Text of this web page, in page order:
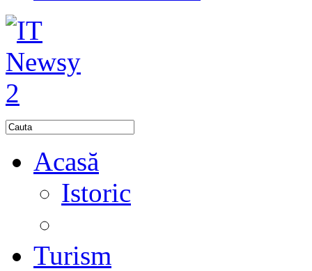
Acasă
Istoric
Turism